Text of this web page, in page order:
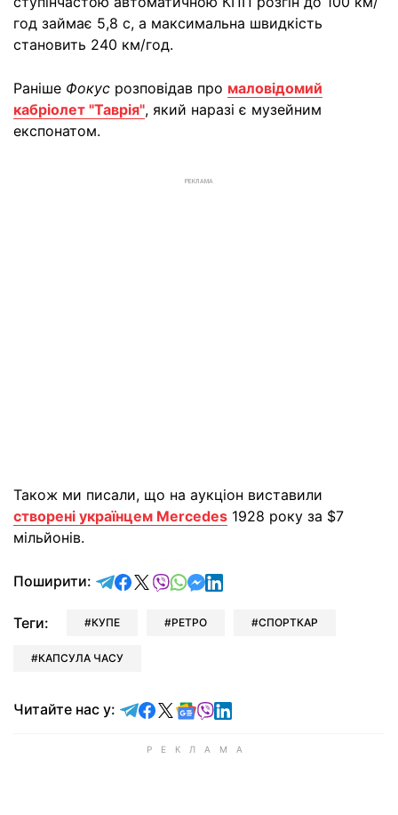
год займає 5,8 с, а максимальна швидкість
становить 240 км/год.
Раніше Фокус розповідав про маловідомий
кабріолет "Таврія", який наразі є музейним
експонатом.
РЕКЛАМА
Також ми писали, що на аукціон виставили
створені українцем Mercedes 1928 року за $7
мільйонів.
Поширити: відправити у Telegram
поділитись у Facebook
поділитись у X
відправити у Viber
відправити у Whatsapp
відправити у Messenger
відправити у LinkedIn
Теги: КУПЕ РЕТРО СПОРТКАР
КАПСУЛА ЧАСУ
Читайте нас у: Читайте у Telegram
Читайте у Facebook
Читайте у X
Читайте у Google news
Читайте у Viber
Читайте у LinkedIn